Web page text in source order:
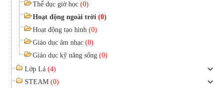
Thể dục giờ học (0)
Hoạt động ngoài trời (0)
Hoạt động tạo hình (0)
Giáo dục âm nhạc (0)
Giáo dục kỹ năng sống (0)
Lớp Lá (4)
STEAM (0)